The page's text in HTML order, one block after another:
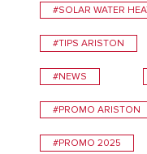
#SOLAR WATER
#TIPS ARISTON
#NEWS
#PROMO ARISTON
#PROMO 2025